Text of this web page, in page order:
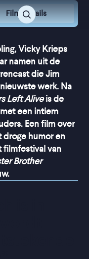
Film Details
Vicky Krieps
namen uit de
die Jim
werk. Na
Left Aliveis de
een intiem
Een film over
droge humor en
van
Brother